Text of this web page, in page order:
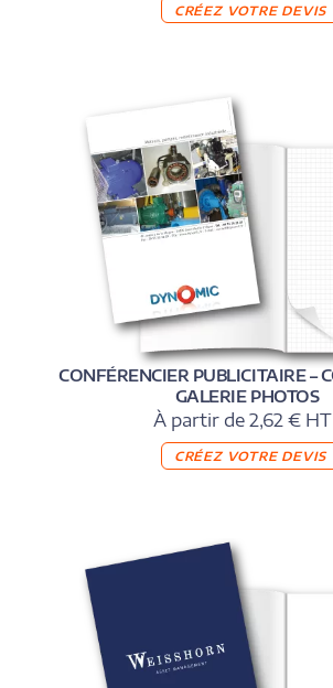
CRÉEZ VOTRE DEVIS
CONFÉRENCIER PUBLICITAIRE –
GALERIE PHOTOS
À partir de 2,62 € HT
CRÉEZ VOTRE DEVIS